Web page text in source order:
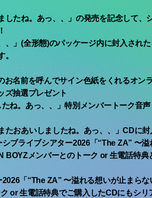
したね。あっ、、」の発売を記念して、
、」(全形態)のパッケージ内に封入され
お名前を呼んでサイン色紙をくれるオン
ズ抽選プレゼント
ね。あっ、、」特別メンバートーク音声
おあいしましたね。あっ、、」CDに
ブライブシアター2026「“The ZA” 〜
BOYZメンバーとのトーク or 生電話特典
「“The ZA” 〜溢れる想いが止まら
or 生電話特典でご購入したCDにもシリ